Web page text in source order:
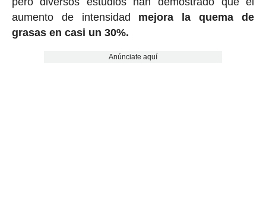
aumento de intensidad mejora la quema de
grasas en casi un 30%.
Anúnciate aquí